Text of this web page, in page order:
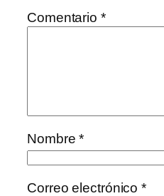
Comentario *
Nombre*
Correo electrónico*